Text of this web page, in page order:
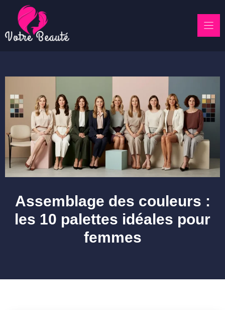
content
Assemblage des couleurs :
les 10 palettes idéales pour
femmes